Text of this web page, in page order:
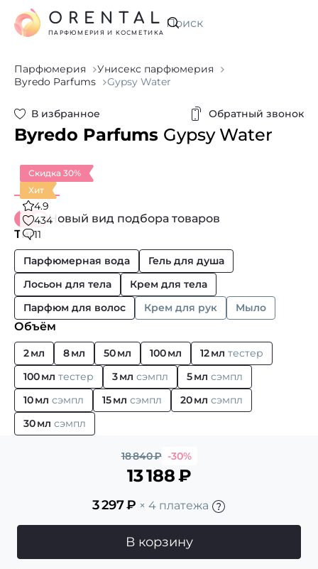
Искать
ORENTAL
ПАРФЮМЕРИЯ И КОСМЕТИКА
Парфюмерия
Унисекс парфюмерия
Byredo Parfums
Gypsy Water
В избранное Обратный звонок
Byredo Parfums Gypsy Water
Скидка 30%
Хит
4.9
434
11
Новый вид подбора товаров
Тип
Парфюмерная вода
Гель для душа
Лосьон для тела
Крем для тела
Парфюм для волос
Крем для рук Мыло
Объём
2 мл 8 мл 50 мл 100 мл 12 мл тестер
100 мл тестер 3 мл сэмпл 5 мл сэмпл
10 мл сэмпл 15 мл сэмпл 20 мл сэмпл
30 мл сэмпл
18 840₽ -30%
13 188₽
3 297₽ × 4 платежа
В корзину